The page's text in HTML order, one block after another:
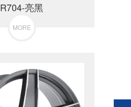
R704-亮黑
MORE